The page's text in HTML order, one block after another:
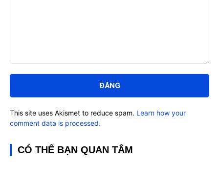
luận:
This site uses Akismet to reduce spam. Learn how your
comment data is processed.
CÓ THỂ BẠN QUAN TÂM